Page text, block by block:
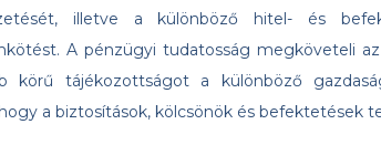
illetve a különböző hitel- és
A pénzügyi tudatosság megköveteli
körű tájékozottságot a különböző
a biztosítások, kölcsönök és befektetések